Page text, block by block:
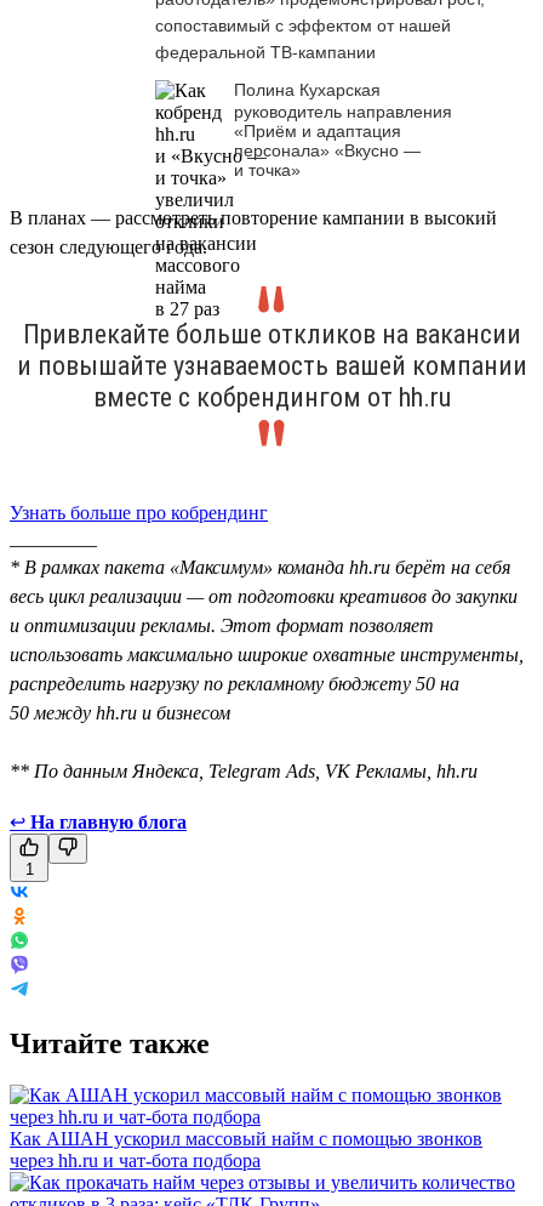
сопоставимый с эффектом от нашей
федеральной ТВ-кампании
Полина Кухарская
руководитель направления
«Приём и адаптация
персонала» «Вкусно —
и точка»
В планах — рассмотреть повторение кампании в высокий
сезон следующего года.
Привлекайте больше откликов на вакансии
и повышайте узнаваемость вашей компании
вместе с кобрендингом от hh.ru
Узнать больше про кобрендинг
* В рамках пакета «Максимум» команда hh.ru берёт на себя
весь цикл реализации — от подготовки креативов до закупки
и оптимизации рекламы. Этот формат позволяет
использовать максимально широкие охватные инструменты,
распределить нагрузку по рекламному бюджету 50 на
50 между hh.ru и бизнесом
** По данным Яндекса, Telegram Ads, VK Рекламы, hh.ru
↩ На главную блога
1
Читайте также
Как АШАН ускорил массовый найм с помощью звонков
через hh.ru и чат-бота подбора